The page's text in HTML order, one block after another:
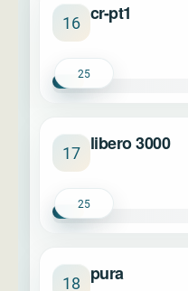
16 cr-pt1
25
17 libero 3000
25
18 pura